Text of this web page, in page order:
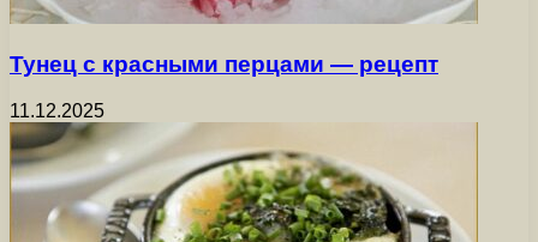
Тунец с красными перцами — рецепт
11.12.2025